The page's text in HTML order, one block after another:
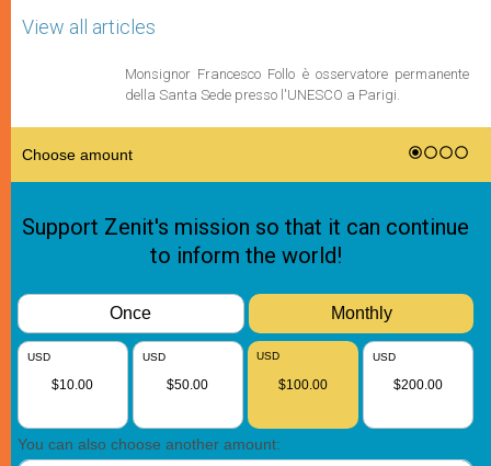
View all articles
Monsignor Francesco Follo è osservatore permanente
della Santa Sede presso l'UNESCO a Parigi.